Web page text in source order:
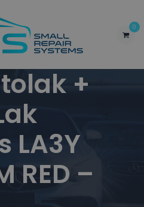
0
+
LA3Y
RED –